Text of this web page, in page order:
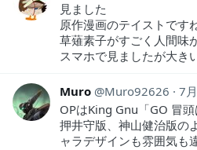
見ました
原作漫画のテイストです
草薙素子がすごく人間味
スマホで見ましたが大き
Muro Muro92626
7
OPはKing Gnu「GO 冒頭
押井守版、神山健治版の
ャラデザインも雰囲気も